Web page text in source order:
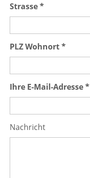
Strasse *
PLZ Wohnort *
Ihre E-Mail-Adresse *
Nachricht